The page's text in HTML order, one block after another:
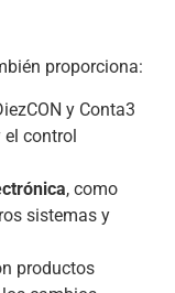
proporciona:
y Conta3
control
, como
sistemas y
productos